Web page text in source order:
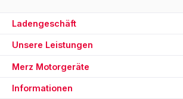
Ladengeschäft
Unsere Leistungen
Merz Motorgeräte
Informationen